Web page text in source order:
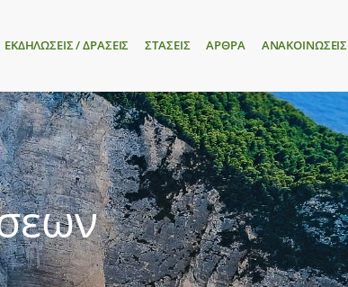
ΕΚΔΗΛΩΣΕΙΣ / ΔΡΑΣΕΙΣ ΣΤΑΣΕΙΣ ΑΡΘΡΑ ΑΝΑΚΟΙΝΩΣΕΙΣ